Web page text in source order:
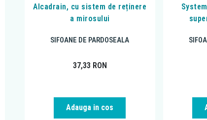
Alcadrain, cu sistem de reținere
a mirosului
SIFOANE DE PARDOSEALA
37,33 RON
Adauga in cos